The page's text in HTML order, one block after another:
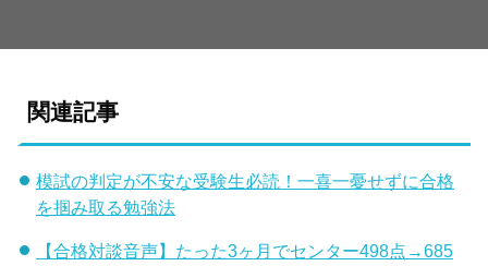
関連記事
模試の判定が不安な受験生必読！一喜一憂せずに合格
を掴み取る勉強法
【合格対談音声】たった3ヶ月でセンター498点→685